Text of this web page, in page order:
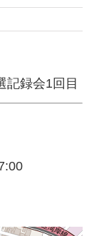
記録会1回目